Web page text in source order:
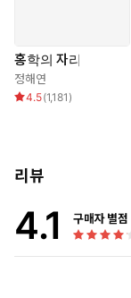
홍학의 자리
정해연
4.5(1,181 )
리뷰
4.1 구매자 별점